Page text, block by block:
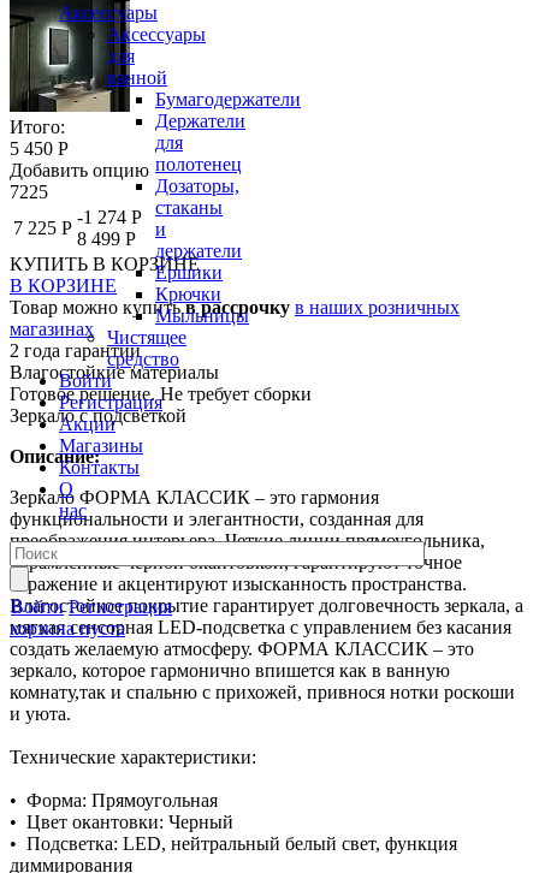
Аксессуары
Аксессуары
для
ванной
Бумагодержатели
Держатели
для
полотенец
Дозаторы,
стаканы
и
держатели
Ершики
Крючки
Мыльницы
Чистящее
средство
Войти
Регистрация
Акции
Магазины
Контакты
О
нас
Войти Регистрация
корзина пуста
Итого:
5 450 Р
Добавить опцию
7225
7 225 Р
-1 274 Р
8 499 Р
КУПИТЬ В КОРЗИНЕ
В КОРЗИНЕ
Товар можно купитьв рассрочку в наших розничных
магазинах
2 года гарантии
Влагостойкие материалы
Готовое решение. Не требует сборки
Зеркало с подсветкой
Описание:
Зеркало ФОРМА КЛАССИК – это гармония
функциональности и элегантности, созданная для
преображения интерьера. Четкие линии прямоугольника,
обрамленные черной окантовкой, гарантируют точное
отражение и акцентируют изысканность пространства.
Влагостойкое покрытие гарантирует долговечность зеркала, а
мягкая сенсорная LED-подсветка с управлением без касания
создать желаемую атмосферу. ФОРМА КЛАССИК – это
зеркало, которое гармонично впишется как в ванную
комнату,так и спальню с прихожей, привнося нотки роскоши
и уюта.
Технические характеристики:
• Форма: Прямоугольная
• Цвет окантовки: Черный
• Подсветка: LED, нейтральный белый свет, функция
диммирования